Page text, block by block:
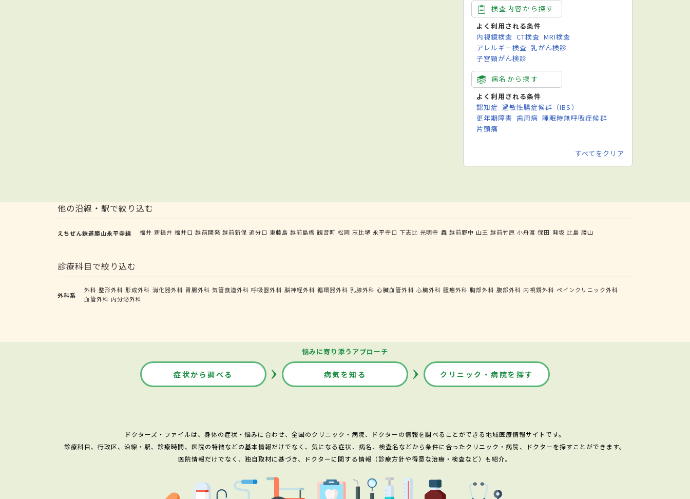
検査内容から探す
よく利用される条件
内視鏡検査 CT検査 MRI検査
アレルギー検査 乳がん検診
子宮頸がん検診
病名から探す
よく利用される条件
認知症 過敏性腸症候群（IBS）
更年期障害 歯周病 睡眠時無呼吸症候群
片頭痛
すべてをクリア
他の沿線・駅で絞り込む
えちぜん鉄道勝山永平寺線 福井 新福井 福井口 越前開発 越前新保 追分口 東藤島 越前島橋 観音町 松岡 志比堺 永平寺口 下志比 光明寺 轟 越前野中 山王 越前竹原 小舟渡 保田 発坂 比島 勝山
診療科目で絞り込む
外科系
外科 整形外科 形成外科 消化器外科 胃腸外科 気管食道外科 呼吸器外科 脳神経外科 循環器外科 乳腺外科 心臓血管外科 心臓外科 腫瘍外科 胸部外科 腹部外科 内視鏡外科 ペインクリニック外科
血管外科 内分泌外科
悩みに寄り添うアプローチ
症状から調べる 病気を知る クリニック・病院を探す
ドクターズ・ファイルは、身体の症状・悩みに合わせ、全国のクリニック・病院、ドクターの情報を調べることができる地域医療情報サイトです。
診療科目、行政区、沿線・駅、診療時間、医院の特徴などの基本情報だけでなく、気になる症状、病名、検査名などから条件に合ったクリニック・病院、ドクターを探すことができます。
医院情報だけでなく、独自取材に基づき、ドクターに関する情報（診療方針や得意な治療・検査など）も紹介。